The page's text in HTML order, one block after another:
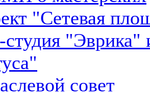
"Сетевая
"Эврика"
совет